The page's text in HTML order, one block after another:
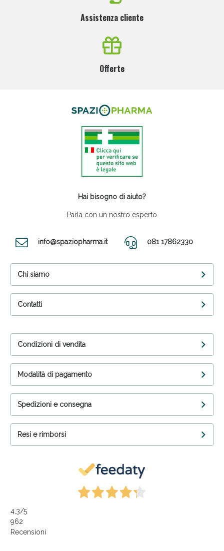
Assistenza cliente
Offerte
Hai bisogno di aiuto?
Parla con un nostro esperto
info@spaziopharma.it 081 17862330
Chi siamo
Contatti
Condizioni di vendita
Modalità di pagamento
Spedizioni e consegna
Resi e rimborsi
4,3/5
962
Recensioni